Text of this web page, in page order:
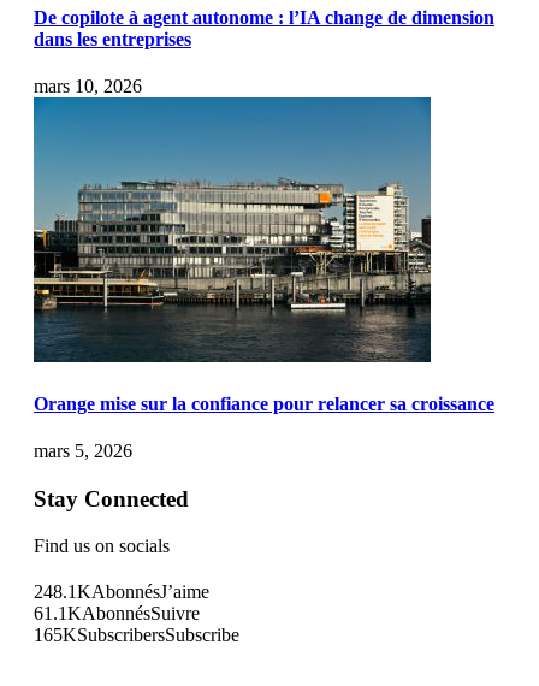
De copilote à agent autonome : l’IA change de dimension
dans les entreprises
mars 10, 2026
Orange mise sur la confiance pour relancer sa croissance
mars 5, 2026
Stay Connected
Find us on socials
248.1KAbonnésJ’aime
61.1KAbonnésSuivre
165KSubscribersSubscribe